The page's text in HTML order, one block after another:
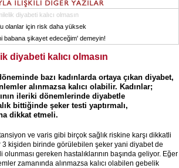
diyabeti kalıcı olmasın
olanlar için risk daha yüksek
babana şikayet edeceğim' demeyin!
diyabeti kalıcı olmasın
bazı kadınlarda ortaya çıkan diyabet,
alınmazsa kalıcı olabilir. Kadınlar;
ileriki dönemlerinde diyabetle
bittiğinde şeker testi yaptırmalı,
dikkat etmeli.
ve varis gibi birçok sağlık riskine karşı dikkatli
kişiden birinde görülebilen şeker yani diyabet de
gereken hastalıklarının başında geliyor. Eğer
zamanında alınmazsa kalıcı olabilen gebelik